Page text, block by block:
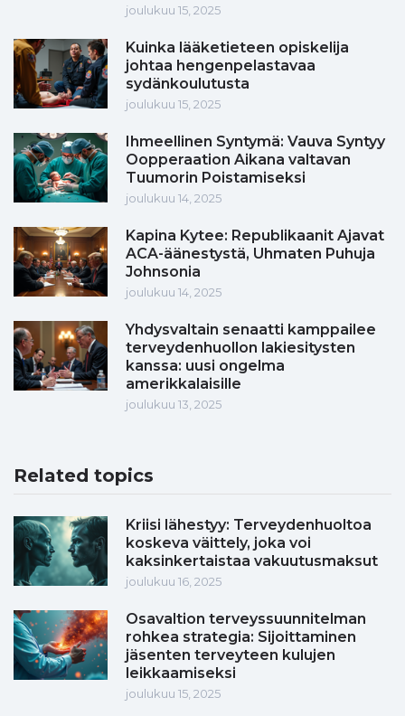
joulukuu 15, 2025
Kuinka lääketieteen opiskelija
johtaa hengenpelastavaa
sydänkoulutusta
joulukuu 15, 2025
Ihmeellinen Syntymä: Vauva Syntyy
Oopperaation Aikana valtavan
Tuumorin Poistamiseksi
joulukuu 14, 2025
Kapina Kytee: Republikaanit Ajavat
ACA-äänestystä, Uhmaten Puhuja
Johnsonia
joulukuu 14, 2025
Yhdysvaltain senaatti kamppailee
terveydenhuollon lakiesitysten
kanssa: uusi ongelma
amerikkalaisille
joulukuu 13, 2025
Related topics
Kriisi lähestyy: Terveydenhuoltoa
koskeva väittely, joka voi
kaksinkertaistaa vakuutusmaksut
joulukuu 16, 2025
Osavaltion terveyssuunnitelman
rohkea strategia: Sijoittaminen
jäsenten terveyteen kulujen
leikkaamiseksi
joulukuu 15, 2025